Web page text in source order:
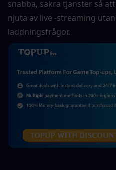
snabba, säkra tjänster så
njuta av live -streaming
laddningsfrågor.